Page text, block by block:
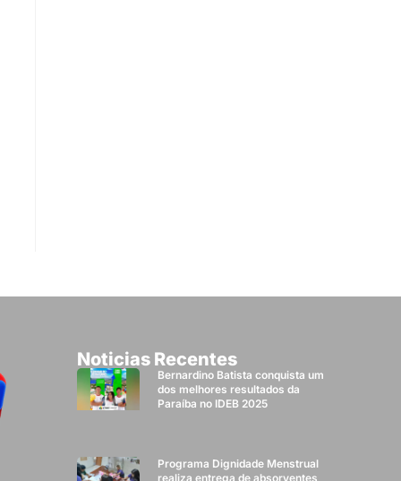
Noticias Recentes
Bernardino Batista conquista um
dos melhores resultados da
Paraíba no IDEB 2025
Programa Dignidade Menstrual
realiza entrega de absorventes